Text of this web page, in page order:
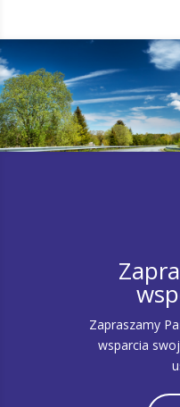
Zapraszamy
wsparcia